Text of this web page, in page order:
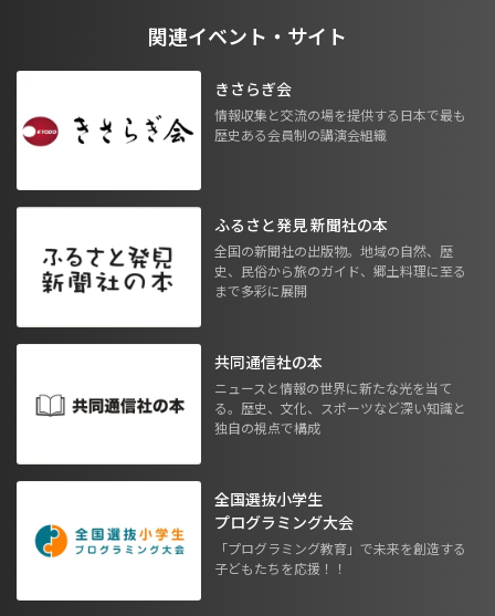
関連イベント・サイト
きさらぎ会
情報収集と交流の場を提供する日本で最も
歴史ある会員制の講演会組織
ふるさと発見 新聞社の本
全国の新聞社の出版物。地域の自然、歴
史、民俗から旅のガイド、郷土料理に至る
まで多彩に展開
共同通信社の本
ニュースと情報の世界に新たな光を当て
る。歴史、文化、スポーツなど深い知識と
独自の視点で構成
全国選抜小学生
プログラミング大会
「プログラミング教育」で未来を創造する
子どもたちを応援！！